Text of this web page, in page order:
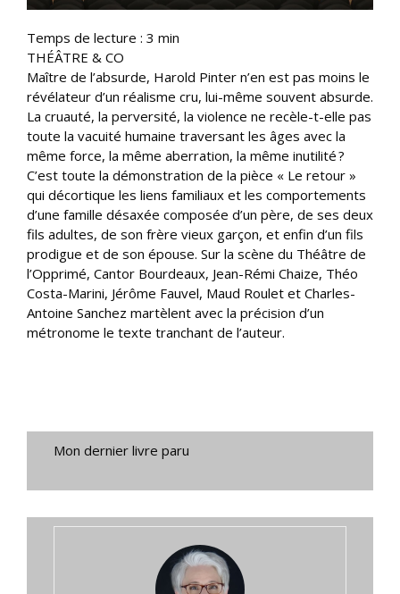
Temps de lecture : 3 min
THÉÂTRE & CO
Maître de l’absurde, Harold Pinter n’en est pas moins le
révélateur d’un réalisme cru, lui-même souvent absurde.
La cruauté, la perversité, la violence ne recèle-t-elle pas
toute la vacuité humaine traversant les âges avec la
même force, la même aberration, la même inutilité ?
C’est toute la démonstration de la pièce « Le retour »
qui décortique les liens familiaux et les comportements
d’une famille désaxée composée d’un père, de ses deux
fils adultes, de son frère vieux garçon, et enfin d’un fils
prodigue et de son épouse. Sur la scène du Théâtre de
l’Opprimé, Cantor Bourdeaux, Jean-Rémi Chaize, Théo
Costa-Marini, Jérôme Fauvel, Maud Roulet et Charles-
Antoine Sanchez martèlent avec la précision d’un
métronome le texte tranchant de l’auteur.
Mon dernier livre paru